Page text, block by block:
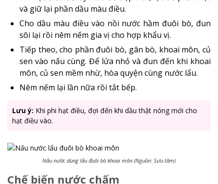
và giữ lại phần dầu màu điều.
Cho dầu màu điều vào nồi nước hầm đuôi bò, đun
sôi lại rồi nêm nếm gia vị cho hợp khẩu vị.
Tiếp theo, cho phần đuôi bò, gân bò, khoai môn, củ
sen vào nấu cùng. Để lửa nhỏ và đun đến khi khoai
môn, củ sen mềm nhừ, hòa quyện cùng nước lẩu.
Nêm nếm lại lần nữa rồi tắt bếp.
Lưu ý: Khi phi hạt điều, đợi đến khi dầu thật nóng mới cho
hạt điều vào.
Nấu nước dùng lẩu đuôi bò khoai môn (Nguồn: Sưu tầm)
Chế biến nước chấm